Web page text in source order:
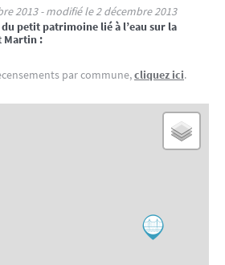
2013 - modifié le 2 décembre 2013
petit patrimoine lié à l’eau sur la
Martin :
par commune,cliquez ici.